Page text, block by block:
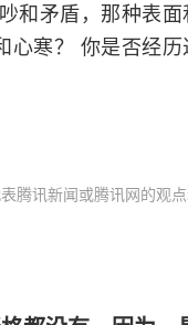
和矛盾，那种表
心寒？ 你是否经
腾讯新闻或腾讯网的观点